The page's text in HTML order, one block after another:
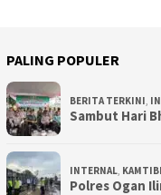
PALING POPULER
BERITA TERKINI,
Sambut Hari
INTERNAL,
Polres Ogan